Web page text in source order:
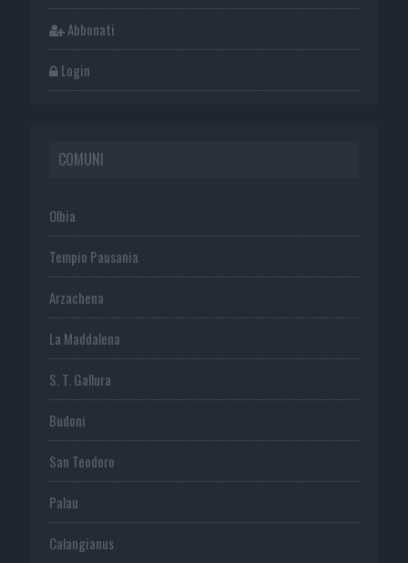
Abbonati
Login
COMUNI
Olbia
Tempio Pausania
Arzachena
La Maddalena
S. T. Gallura
Budoni
San Teodoro
Palau
Calangianus